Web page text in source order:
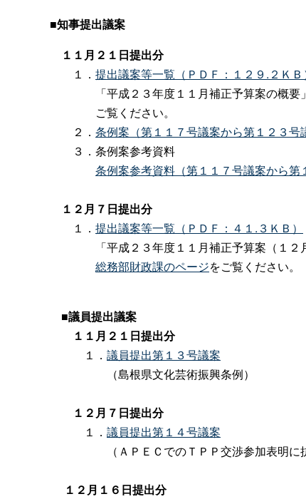
■知事提出議案
１１月２１日提出分
１． 提出議案等一覧（ＰＤＦ：１２９.２Ｋ
「平成２３年度１１月補正予算案の概要
ご覧ください。
２． 条例案（第１１７号議案から第１２３号
３．条例案参考資料
条例案参考資料（第１１７号議案から
１２ 月７日提出分
１． 提出議案等一覧（ＰＤＦ：４１.３ＫＢ）
「平成２３年度１１月補正予算案（１２月
総務部財政課のページをご覧ください。
■議員提出議案
１１月２１日提出分
１． 議員提出第１３号議案
（島根県文化芸術振興条例
１２月７日提出分
１． 議員提出第１４号議案
（ＡＰＥＣでのＴＰＰ交渉参加表明に抗議
１２月１６日提出分